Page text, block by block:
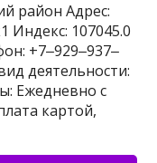
район Адрес:
Индекс: 107045.0
+7‒929‒937‒
деятельности:
Ежедневно с
картой,